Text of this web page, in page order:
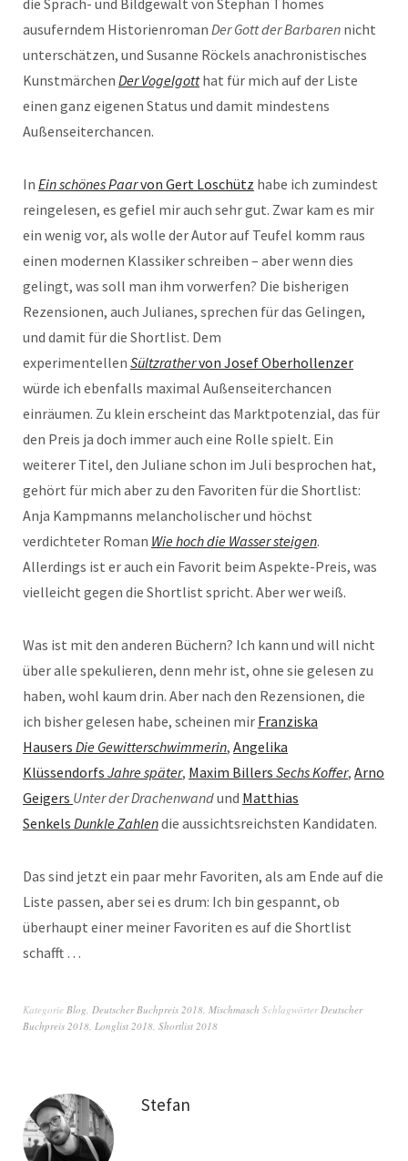
die Sprach- und Bildgewalt von Stephan Thomes
ausuferndem Historienroman Der Gott der Barbaren nicht
unterschätzen, und Susanne Röckels anachronistisches
Kunstmärchen Der Vogelgotthat für mich auf der Liste
einen ganz eigenen Status und damit mindestens
Außenseiterchancen.
In Ein schönes Paarvon Gert Loschütz habe ich zumindest
reingelesen, es gefiel mir auch sehr gut. Zwar kam es mir
ein wenig vor, als wolle der Autor auf Teufel komm raus
einen modernen Klassiker schreiben – aber wenn dies
gelingt, was soll man ihm vorwerfen? Die bisherigen
Rezensionen, auch Julianes, sprechen für das Gelingen,
und damit für die Shortlist. Dem
experimentellen Sültzrathervon Josef Oberhollenzer
würde ich ebenfalls maximal Außenseiterchancen
einräumen. Zu klein erscheint das Marktpotenzial, das für
den Preis ja doch immer auch eine Rolle spielt. Ein
weiterer Titel, den Juliane schon im Juli besprochen hat,
gehört für mich aber zu den Favoriten für die Shortlist:
Anja Kampmanns melancholischer und höchst
verdichteter Roman Wie hoch die Wasser steigen.
Allerdings ist er auch ein Favorit beim Aspekte-Preis, was
vielleicht gegen die Shortlist spricht. Aber wer weiß.
Was ist mit den anderen Büchern? Ich kann und will nicht
über alle spekulieren, denn mehr ist, ohne sie gelesen zu
haben, wohl kaum drin. Aber nach den Rezensionen, die
ich bisher gelesen habe, scheinen mir Franziska
Hausers Die Gewitterschwimmerin, Angelika
Klüssendorfs Jahre später, Maxim Billers Sechs Koffer, Arno
Geigers Unter der Drachenwandund Matthias
Senkels Dunkle Zahlendie aussichtsreichsten Kandidaten.
Das sind jetzt ein paar mehr Favoriten, als am Ende auf die
Liste passen, aber sei es drum: Ich bin gespannt, ob
überhaupt einer meiner Favoriten es auf die Shortlist
schafft …
Kategorie Blog, Deutscher Buchpreis 2018, Mischmasch SchlagwörterDeutscher
Buchpreis 2018, Longlist 2018, Shortlist 2018
Stefan